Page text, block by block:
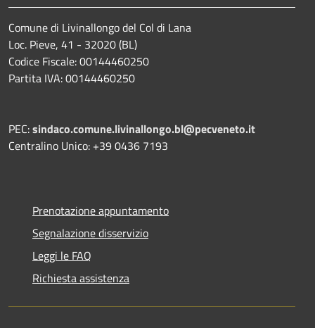
Comune di Livinallongo del Col di Lana
Loc. Pieve, 41 - 32020 (BL)
Codice Fiscale: 00144460250
Partita IVA: 00144460250
PEC:sindaco.comune.livinallongo.bl@pecveneto.it
Centralino Unico: +39 0436 7193
Prenotazione appuntamento
Segnalazione disservizio
Leggi le FAQ
Richiesta assistenza